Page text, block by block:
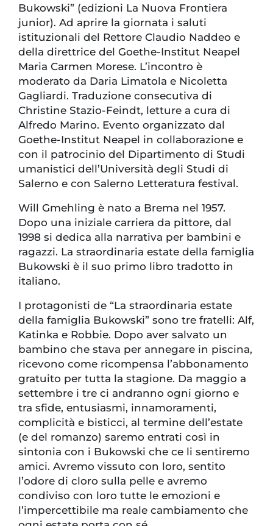
Bukowski” (edizioni La Nuova Frontiera
junior). Ad aprire la giornata i saluti
istituzionali del Rettore Claudio Naddeo e
della direttrice del Goethe-Institut Neapel
Maria Carmen Morese. L’incontro è
moderato da Daria Limatola e Nicoletta
Gagliardi. Traduzione consecutiva di
Christine Stazio-Feindt, letture a cura di
Alfredo Marino. Evento organizzato dal
Goethe-Institut Neapel in collaborazione e
con il patrocinio del Dipartimento di Studi
umanistici dell’Università degli Studi di
Salerno e con Salerno Letteratura festival.
Will Gmehling è nato a Brema nel 1957.
Dopo una iniziale carriera da pittore, dal
1998 si dedica alla narrativa per bambini e
ragazzi. La straordinaria estate della famiglia
Bukowski è il suo primo libro tradotto in
italiano.
I protagonisti de “La straordinaria estate
della famiglia Bukowski” sono tre fratelli: Alf,
Katinka e Robbie. Dopo aver salvato un
bambino che stava per annegare in piscina,
ricevono come ricompensa l’abbonamento
gratuito per tutta la stagione. Da maggio a
settembre i tre ci andranno ogni giorno e
tra sfide, entusiasmi, innamoramenti,
complicità e bisticci, al termine dell’estate
(e del romanzo) saremo entrati così in
sintonia con i Bukowski che ce li sentiremo
amici. Avremo vissuto con loro, sentito
l’odore di cloro sulla pelle e avremo
condiviso con loro tutte le emozioni e
l’impercettibile ma reale cambiamento che